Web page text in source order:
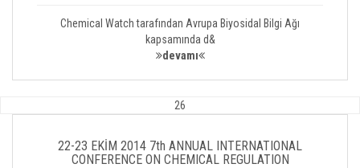
Chemical Watch tarafından Avrupa Biyosidal Bilgi Ağı
kapsamında d&
devamı
26
22-23 EKİM 2014 7th ANNUAL INTERNATIONAL
CONFERENCE ON CHEMICAL REGULATION